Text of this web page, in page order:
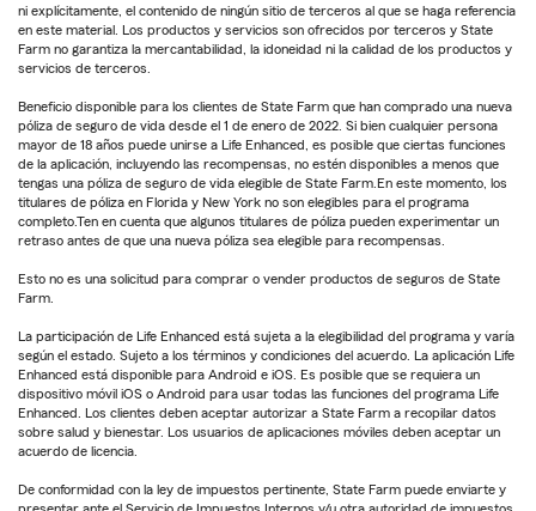
ni explícitamente, el contenido de ningún sitio de terceros al que se haga referencia
en este material. Los productos y servicios son ofrecidos por terceros y State
Farm no garantiza la mercantabilidad, la idoneidad ni la calidad de los productos y
servicios de terceros.
Beneficio disponible para los clientes de State Farm que han comprado una nueva
póliza de seguro de vida desde el 1 de enero de 2022. Si bien cualquier persona
mayor de 18 años puede unirse a Life Enhanced, es posible que ciertas funciones
de la aplicación, incluyendo las recompensas, no estén disponibles a menos que
tengas una póliza de seguro de vida elegible de State Farm.En este momento, los
titulares de póliza en Florida y New York no son elegibles para el programa
completo.Ten en cuenta que algunos titulares de póliza pueden experimentar un
retraso antes de que una nueva póliza sea elegible para recompensas.
Esto no es una solicitud para comprar o vender productos de seguros de State
Farm.
La participación de Life Enhanced está sujeta a la elegibilidad del programa y varía
según el estado. Sujeto a los términos y condiciones del acuerdo. La aplicación Life
Enhanced está disponible para Android e iOS. Es posible que se requiera un
dispositivo móvil iOS o Android para usar todas las funciones del programa Life
Enhanced. Los clientes deben aceptar autorizar a State Farm a recopilar datos
sobre salud y bienestar. Los usuarios de aplicaciones móviles deben aceptar un
acuerdo de licencia.
De conformidad con la ley de impuestos pertinente, State Farm puede enviarte y